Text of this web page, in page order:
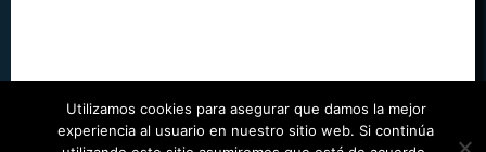
Utilizamos cookies para asegurar que damos la mejor
experiencia al usuario en nuestro sitio web. Si continúa